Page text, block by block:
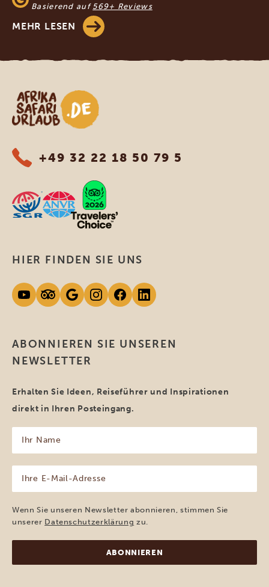
Basierend auf 569+ Reviews
MEHR LESEN
Afrika Safari Urlaub
+49 32 22 18 50 79 5
ABONNIEREN SIE UNSEREN
NEWSLETTER
Erhalten Sie Ideen, Reiseführer und Inspirationen
direkt in Ihren Posteingang.
Name
(erforderlich)
Mail-
Adresse
(erforderlich)
Wenn Sie unseren Newsletter abonnieren, stimmen Sie
unserer Datenschutzerklärung zu.
HIER FINDEN SIE UNS